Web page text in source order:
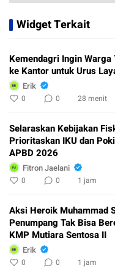
Widget Terkait
Kemendagri Ingin
ke Kantor untuk Urus
Erik
0 0 28 menit
Selaraskan Kebijakan
Prioritaskan IKU dan
APBD 2026
Fitron Jaelani
0 0 1 jam
Aksi Heroik Muhammad
Penumpang Tak Bisa
KMP Mutiara Sentosa II
Erik
0 0 1 jam